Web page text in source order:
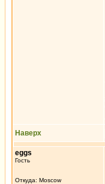
Наверх
eggs
Гость
Откуда: Moscow